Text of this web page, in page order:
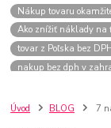
Nákup tovaru
Ako znížiť náklady na
tovar z Poľska bez
nakup bez dph v
szco nakup bez dph
Úvod BLOG 7